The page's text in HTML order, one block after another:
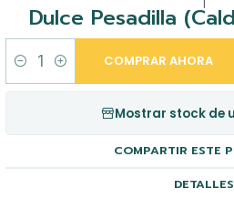
Dulce Pesadilla
Cantidad
COMPRAR AHORA
Mostrar stock de
COMPARTIR ESTE
DETALLES